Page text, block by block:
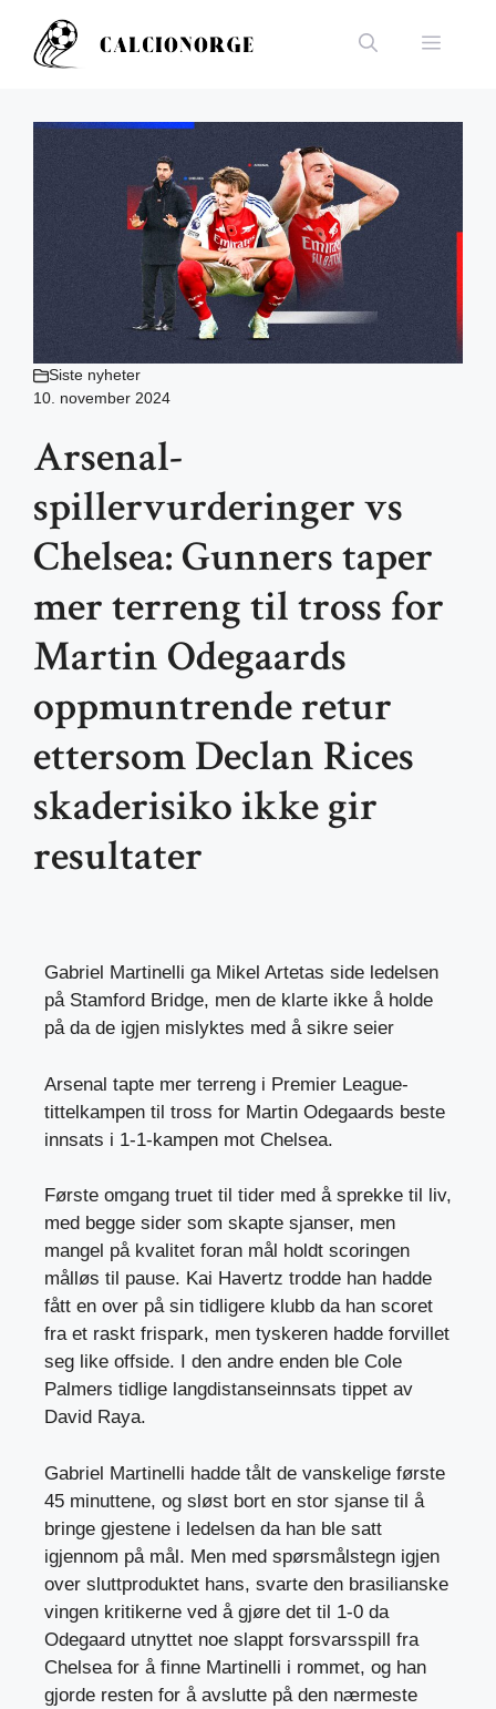
innhold
Meny
Siste nyheter
10. november 2024
Arsenal-
spillervurderinger vs
Chelsea: Gunners taper
mer terreng til tross for
Martin Odegaards
oppmuntrende retur
ettersom Declan Rices
skaderisiko ikke gir
resultater
Gabriel Martinelli ga Mikel Artetas side ledelsen
på Stamford Bridge, men de klarte ikke å holde
på da de igjen mislyktes med å sikre seier
Arsenal tapte mer terreng i Premier League-
tittelkampen til tross for Martin Odegaards beste
innsats i 1-1-kampen mot Chelsea.
Første omgang truet til tider med å sprekke til liv,
med begge sider som skapte sjanser, men
mangel på kvalitet foran mål holdt scoringen
målløs til pause. Kai Havertz trodde han hadde
fått en over på sin tidligere klubb da han scoret
fra et raskt frispark, men tyskeren hadde forvillet
seg like offside. I den andre enden ble Cole
Palmers tidlige langdistanseinnsats tippet av
David Raya.
Gabriel Martinelli hadde tålt de vanskelige første
45 minuttene, og sløst bort en stor sjanse til å
bringe gjestene i ledelsen da han ble satt
igjennom på mål. Men med spørsmålstegn igjen
over sluttproduktet hans, svarte den brasilianske
vingen kritikerne ved å gjøre det til 1-0 da
Odegaard utnyttet noe slappt forsvarsspill fra
Chelsea for å finne Martinelli i rommet, og han
gjorde resten for å avslutte på den nærmeste